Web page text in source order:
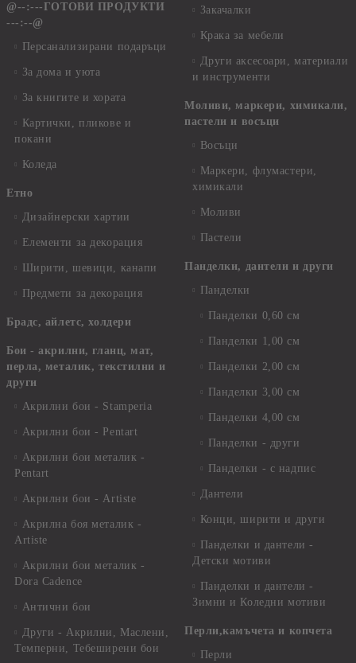
@--:---ГОТОВИ ПРОДУКТИ
---:--@
Персанализирани подаръци
За дома и уюта
За книгите и хората
Картички, пликове и
покани
Коледа
Етно
Дизайнерски хартии
Елементи за декорация
Ширити, шевици, канапи
Предмети за декорация
Брадс, айлетс, холдери
Бои - акрилни, гланц, мат,
перла, металик, текстилни и
други
Акрилни бои - Stamperia
Акрилни бои - Pentart
Акрилни бои металик -
Pentart
Акрилни бои - Artiste
Акрилна боя металик -
Artiste
Акрилни бои металик -
Dora Cadence
Антични бои
Други - Акрилни, Маслени,
Темперни, Тебеширени бои
Закачалки
Крака за мебели
Други аксесоари, материали
и инструменти
Моливи, маркери, химикали,
пастели и восъци
Восъци
Маркери, флумастери,
химикали
Моливи
Пастели
Панделки, дантели и други
Панделки
Панделки 0,60 см
Панделки 1,00 см
Панделки 2,00 см
Панделки 3,00 см
Панделки 4,00 см
Панделки - други
Панделки - с надпис
Дантели
Конци, ширити и други
Панделки и дантели -
Детски мотиви
Панделки и дантели -
Зимни и Коледни мотиви
Перли,камъчета и копчета
Перли